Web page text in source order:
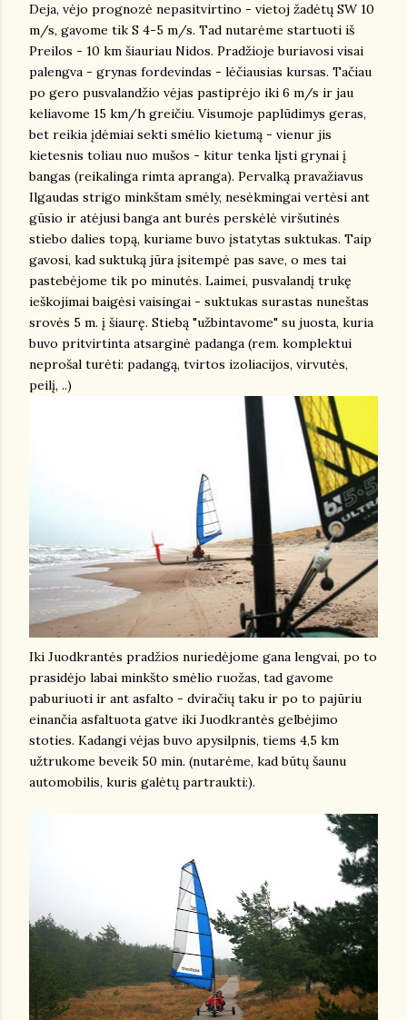
Deja, vėjo prognozė nepasitvirtino - vietoj žadėtų SW 10
m/s, gavome tik S 4-5 m/s. Tad nutarėme startuoti iš
Preilos - 10 km šiauriau Nidos. Pradžioje buriavosi visai
palengva - grynas fordevindas - lėčiausias kursas. Tačiau
po gero pusvalandžio vėjas pastiprėjo iki 6 m/s ir jau
keliavome 15 km/h greičiu. Visumoje paplūdimys geras,
bet reikia įdėmiai sekti smėlio kietumą - vienur jis
kietesnis toliau nuo mušos - kitur tenka lįsti grynai į
bangas (reikalinga rimta apranga). Pervalką pravažiavus
Ilgaudas strigo minkštam smėly, nesėkmingai vertėsi ant
gūsio ir atėjusi banga ant burės perskėlė viršutinės
stiebo dalies topą, kuriame buvo įstatytas suktukas. Taip
gavosi, kad suktuką jūra įsitempė pas save, o mes tai
pastebėjome tik po minutės. Laimei, pusvalandį trukę
ieškojimai baigėsi vaisingai - suktukas surastas nuneštas
srovės 5 m. į šiaurę. Stiebą "užbintavome" su juosta, kuria
buvo pritvirtinta atsarginė padanga (rem. komplektui
neprošal turėti: padangą, tvirtos izoliacijos, virvutės,
peilį, ..)
Iki Juodkrantės pradžios nuriedėjome gana lengvai, po to
prasidėjo labai minkšto smėlio ruožas, tad gavome
paburiuoti ir ant asfalto - dviračių taku ir po to pajūriu
einančia asfaltuota gatve iki Juodkrantės gelbėjimo
stoties. Kadangi vėjas buvo apysilpnis, tiems 4,5 km
užtrukome beveik 50 min. (nutarėme, kad būtų šaunu
automobilis, kuris galėtų partraukti:).